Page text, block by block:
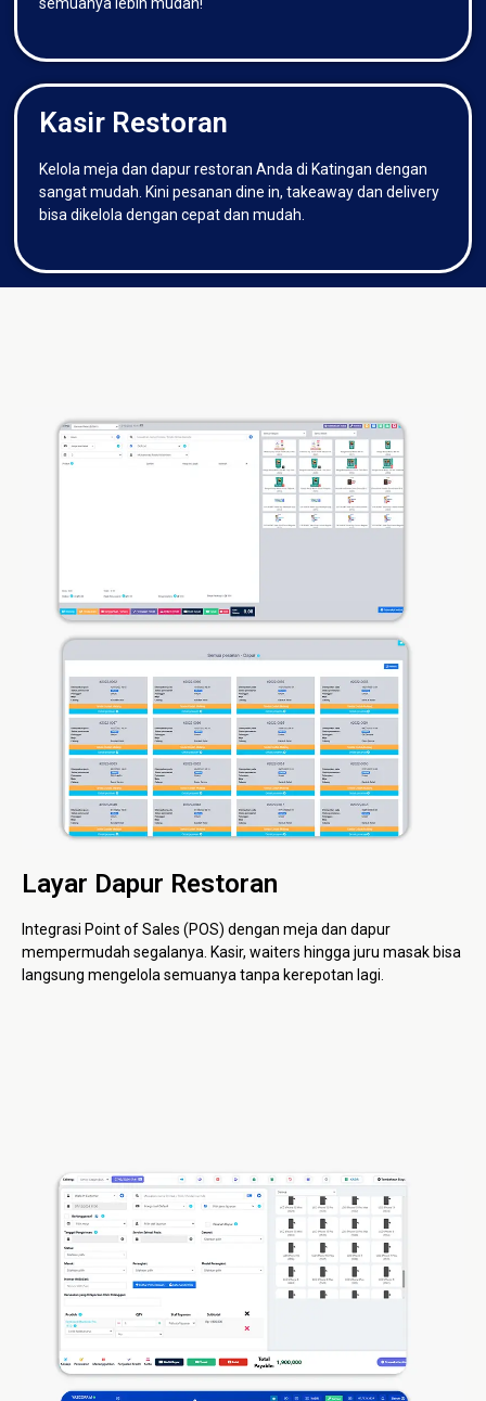
Kasir Restoran
Kelola meja dan dapur restoran Anda di Katingan dengan
sangat mudah. Kini pesanan dine in, takeaway dan delivery
bisa dikelola dengan cepat dan mudah.
Layar Dapur Restoran
Integrasi Point of Sales (POS) dengan meja dan dapur
mempermudah segalanya. Kasir, waiters hingga juru masak bisa
langsung mengelola semuanya tanpa kerepotan lagi.